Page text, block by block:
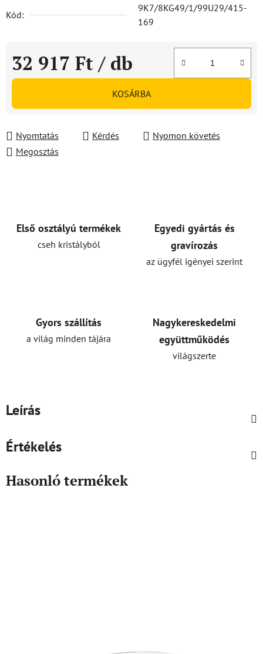
Kód:
9K7/8KG49/1/99U29/415-
169
32 917 Ft / db
Egységár:
KOSÁRBA
Nyomtatás Kérdés
Nyomon követés
Megosztás
Első osztályú termékek
cseh kristályból
Egyedi gyártás és
gravírozás
az ügyfél igényei szerint
Gyors szállítás
a világ minden tájára
Nagykereskedelmi
együttműködés
világszerte
Leírás
Értékelés
Hasonló termékek